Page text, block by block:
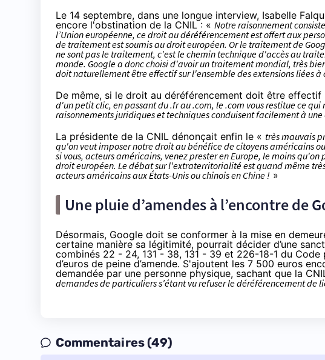
Le 14 septembre, dans une longue interview, Isabelle
encore l'obstination de la CNIL : « Notre raisonnement
l’Union européenne, ce droit au déréférencement est offert aux
de traitement est soumis au droit européen. Or le traitement de
ne sont pas le traitement, c'est le chemin technique d'accès au
monde. Google a donc choisi d'avoir un traitement mondial, très
doit naturellement être effectif sur l'ensemble des extensions liées
De même, si le droit au déréférencement doit être
d'un petit clic, en passant du .fr au .com, le .com vous restitue ce
raisonnements juridiques et techniques conduisent facilement à une
La présidente de la CNIL dénonçait enfin le « très mauvais
qu'on veut imposer notre droit au bénéfice de citoyens américains
si vous, acteurs américains, venez prester en Europe, le moins
droit européen. Le débat sur l'extraterritorialité est quand même
acteurs américains aux États-Unis ou chinois en Chine ! »
Une pluie d’amendes à l’encontre de
Désormais, Google doit se conformer à la mise en
certaine manière sa légitimité, pourrait décider d’une
combinés 22 - 24, 131 - 38, 131 - 39 et 226-18-1 du Code
d’euros de peine d’amende. S'ajoutent les 7 500 euros
demandée par une personne physique, sachant que la
demandes de particuliers s’étant vu refuser le déréférencement de
Commentaires (49)